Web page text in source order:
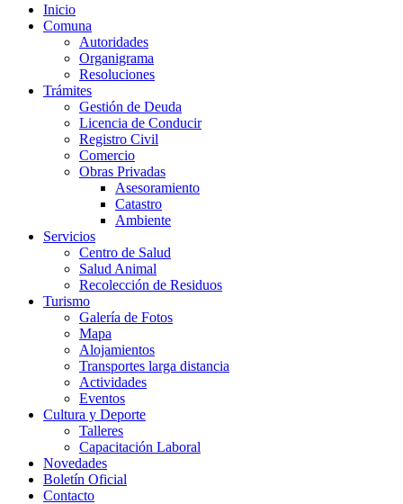
Inicio
Comuna
Autoridades
Organigrama
Resoluciones
Trámites
Gestión de Deuda
Licencia de Conducir
Registro Civil
Comercio
Obras Privadas
Asesoramiento
Catastro
Ambiente
Servicios
Centro de Salud
Salud Animal
Recolección de Residuos
Turismo
Galería de Fotos
Mapa
Alojamientos
Transportes larga distancia
Actividades
Eventos
Cultura y Deporte
Talleres
Capacitación Laboral
Novedades
Boletín Oficial
Contacto